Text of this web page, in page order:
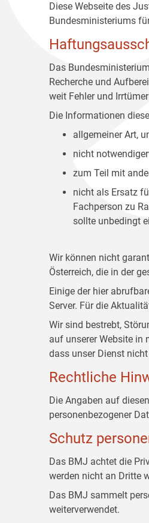
Diese Webseite des
Bundesministeriums
Das
Recherche und
weit Fehler und
Die Informationen
allgemeiner Art,
nicht
zum Teil mit
nicht als Ersatz
Fachperson zu
sollte unbedingt
Wir können nicht
Österreich, die in der
Einige der hier
Server. Für die
Wir sind bestrebt,
auf unserer Website in
dass unser Dienst
Rechtliche
Die Angaben auf
personenbezogener
Schutz
Das BMJ achtet die
werden nicht an Dritte
Das BMJ sammelt
weiterverwendet.